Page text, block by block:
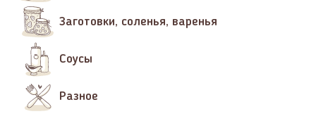
Заготовки, соленья, варенья
Соусы
Разное